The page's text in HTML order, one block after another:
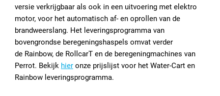
versie verkrijgbaar als ook in een uitvoering met elektro
motor, voor het automatisch af- en oprollen van de
brandweerslang. Het leveringsprogramma van
bovengrondse beregeningshaspels omvat verder
de Rainbow, de RollcarT en de beregeningmachines van
Perrot. Bekijk hier onze prijslijst voor het Water-Cart en
Rainbow leveringsprogramma.